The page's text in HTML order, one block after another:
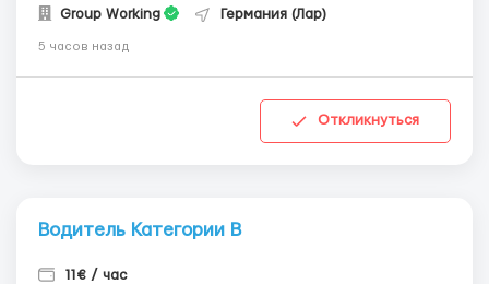
Group Working Германия (Лар)
5 часов назад
Откликнуться
Водитель Категории В
11€ / час